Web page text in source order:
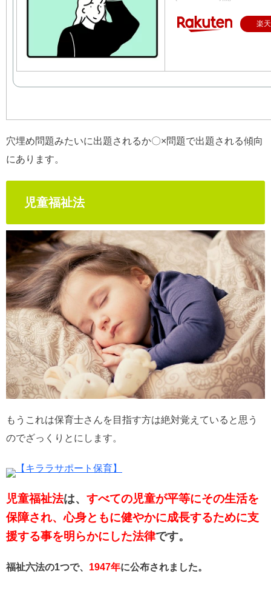
楽
穴埋め問題みたいに出題されるか〇×問題で出題される傾向
にあります。
児童福祉法
もうこれは保育士さんを目指す方は絶対覚えていると思う
のでざっくりとにします。
【キララサポート保育】
児童福祉法は、 すべての児童が平等にその生活を
保障され、心身ともに健やかに成長するために支
援する事を明らかにした法律です。
福祉六法の1つで、 1947年に公布されました。